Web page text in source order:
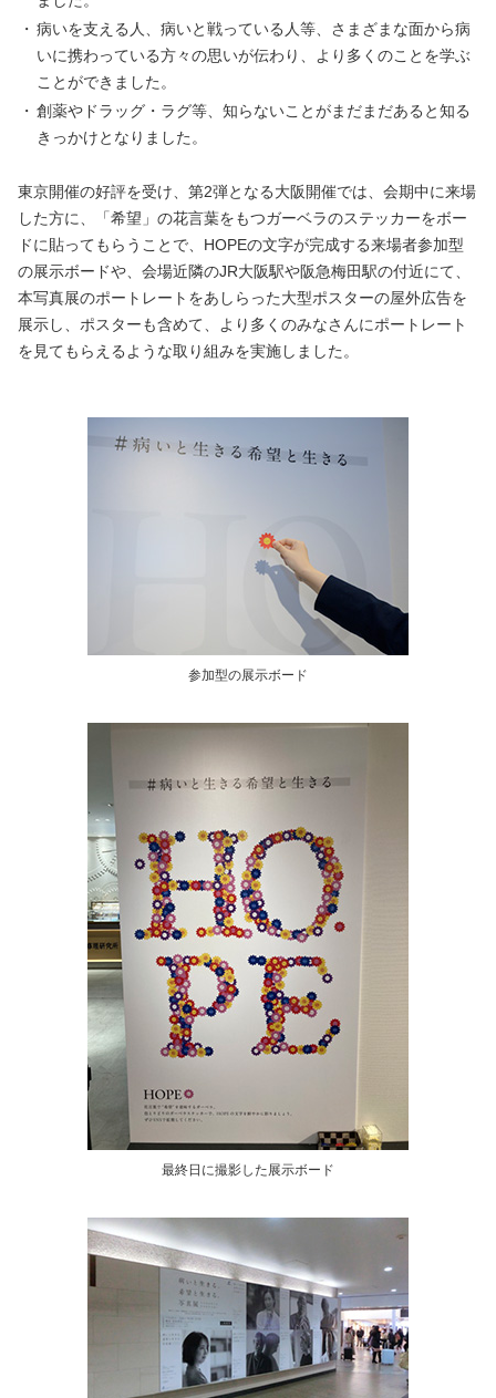
・ 病いを支える人、病いと戦っている人等、さまざまな面から病
いに携わっている方々の思いが伝わり、より多くのことを学ぶ
ことができました。
・ 創薬やドラッグ・ラグ等、知らないことがまだまだあると知る
きっかけとなりました。
東京開催の好評を受け、第2弾となる大阪開催では、会期中に来場
した方に、「希望」の花言葉をもつガーベラのステッカーをボー
ドに貼ってもらうことで、HOPEの文字が完成する来場者参加型
の展示ボードや、会場近隣のJR大阪駅や阪急梅田駅の付近にて、
本写真展のポートレートをあしらった大型ポスターの屋外広告を
展示し、ポスターも含めて、より多くのみなさんにポートレート
を見てもらえるような取り組みを実施しました。
参加型の展示ボード
最終日に撮影した展示ボード